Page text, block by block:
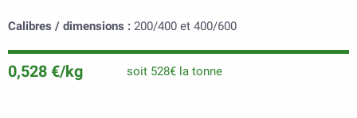
Calibres / dimensions : 200/400 et 400/600
0,528 €/kg soit 528€ la tonne